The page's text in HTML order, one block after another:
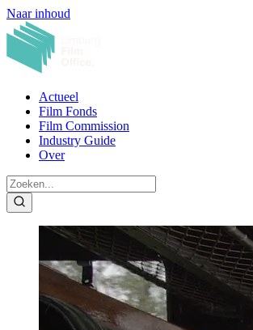
Naar inhoud
Actueel
Film Fonds
Film Commission
Industry Guide
Over